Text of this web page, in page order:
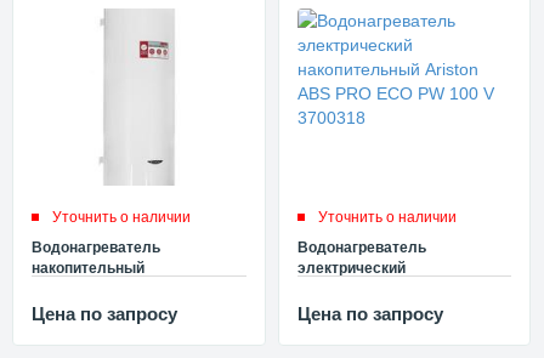
Уточнить о наличии
Водонагреватель
накопительный
PRO ECO PW 150 V 3700320
Цена по запросу
Уточнить о наличии
Водонагреватель
электрический
PRO ECO PW 100 V 3700318
Цена по запросу